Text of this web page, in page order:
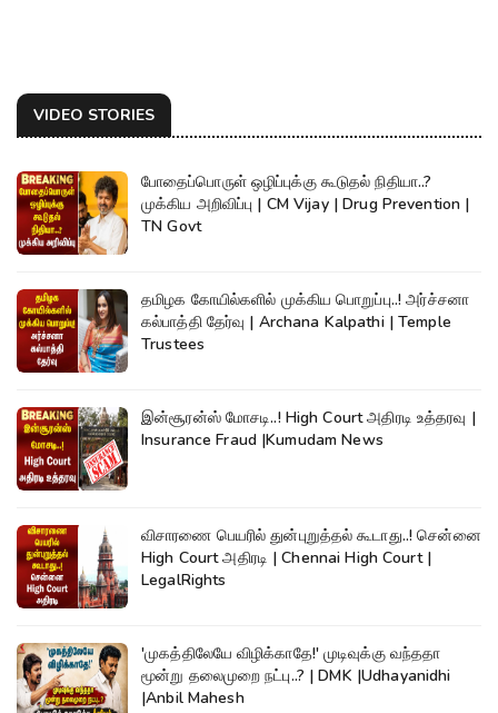
VIDEO STORIES
போதைப்பொருள் ஒழிப்புக்கு கூடுதல் நிதியா..?
முக்கிய அறிவிப்பு | CM Vijay | Drug Prevention |
TN Govt
தமிழக கோயில்களில் முக்கிய பொறுப்பு..! அர்ச்சனா
கல்பாத்தி தேர்வு | Archana Kalpathi | Temple
Trustees
இன்சூரன்ஸ் மோசடி..! High Court அதிரடி உத்தரவு |
Insurance Fraud |Kumudam News
விசாரணை பெயரில் துன்புறுத்தல் கூடாது..! சென்னை
High Court அதிரடி | Chennai High Court |
LegalRights
'முகத்திலேயே விழிக்காதே!' முடிவுக்கு வந்ததா
மூன்று தலைமுறை நட்பு..? | DMK |Udhayanidhi
|Anbil Mahesh